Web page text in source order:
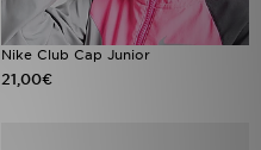
Nike Club Cap Junior
21,00€